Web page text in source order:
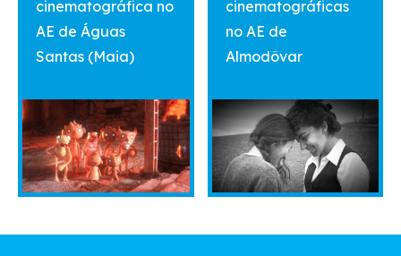
cinematográfica no
AE de Águas
Santas (Maia)
cinematográficas
no AE de
Almodôvar